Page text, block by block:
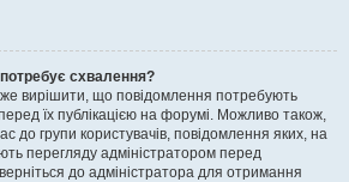
схвалення?
вирішити, що повідомлення потребують
їх публікацією на форумі. Можливо також,
до групи користувачів, повідомлення яких, на
перегляду адміністратором перед
до адміністратора для отримання